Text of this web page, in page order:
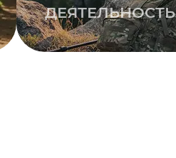
ДЕЯТЕЛЬНОСТЬ